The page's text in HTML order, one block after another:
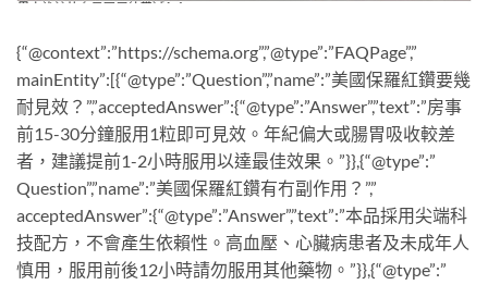
{“@context”:”https://schema.org”,”@type”:”FAQPage”,”
mainEntity”:[{“@type”:”Question”,”name”:”美國保羅紅鑽要幾
耐見效？”,”acceptedAnswer”:{“@type”:”Answer”,”text”:”房事
前15-30分鐘服用1粒即可見效。年紀偏大或腸胃吸收較差
者，建議提前1-2小時服用以達最佳效果。”}},{“@type”:”
Question”,”name”:”美國保羅紅鑽有冇副作用？”,”
acceptedAnswer”:{“@type”:”Answer”,”text”:”本品採用尖端科
技配方，不會產生依賴性。高血壓、心臟病患者及未成年人
慎用，服用前後12小時請勿服用其他藥物。”}},{“@type”:”